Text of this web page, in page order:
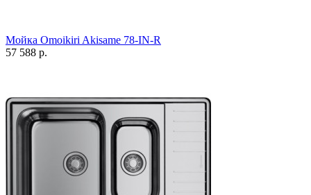
Мойка Omoikiri Akisame 78-IN-R
57 588 р.